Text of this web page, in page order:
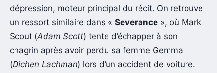
dépression, moteur principal du récit. On retrouve
un ressort similaire dans « Severance », où Mark
Scout (Adam Scott) tente d’échapper à son
chagrin après avoir perdu sa femme Gemma
(Dichen Lachman) lors d’un accident de voiture.